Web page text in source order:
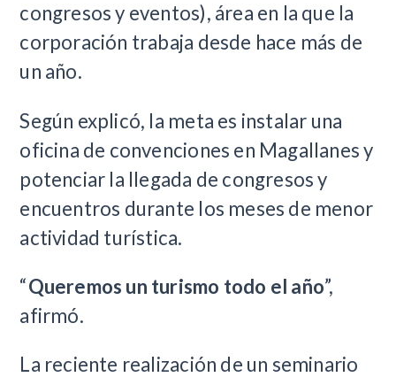
congresos y eventos), área en la que la
corporación trabaja desde hace más de
un año.
Según explicó, la meta es instalar una
oficina de convenciones en Magallanes y
potenciar la llegada de congresos y
encuentros durante los meses de menor
actividad turística.
“Queremos un turismo todo el año”,
afirmó.
La reciente realización de un seminario